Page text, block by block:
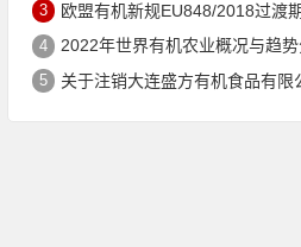
3 欧盟有机新规EU848/2018过渡
4 2022年世界有机农业概况与趋势分析——全球有
5 关于注销大连盛方有机食品有限公